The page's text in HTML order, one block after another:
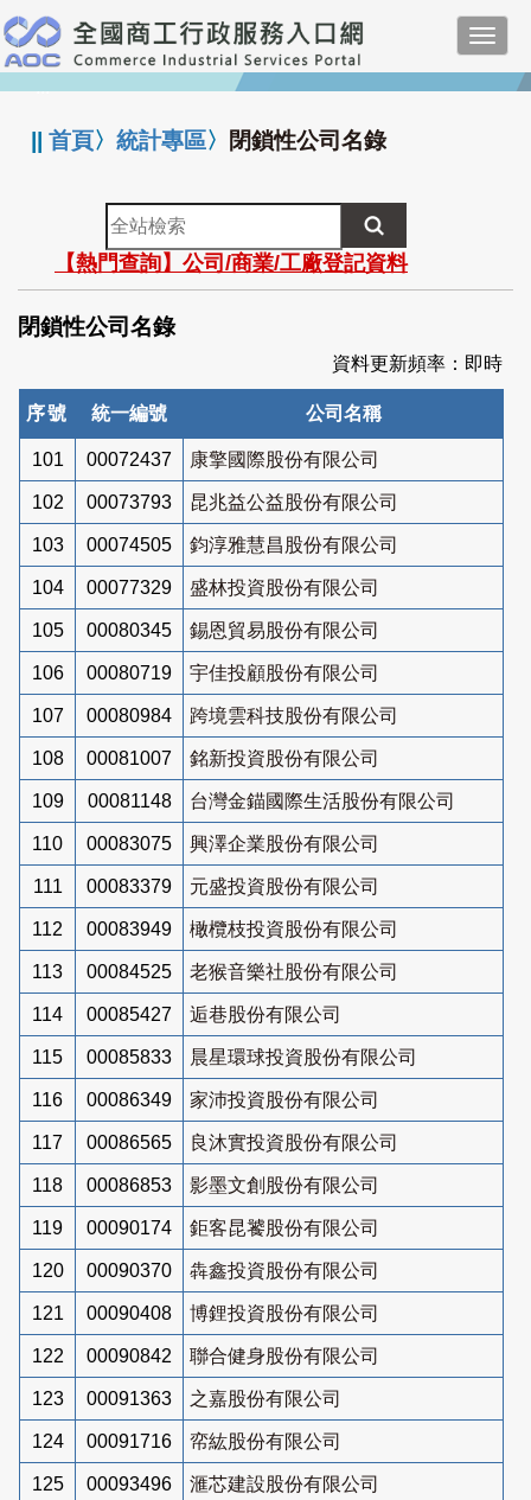
跳
到
主
要
:::
||首頁〉統計專區〉 閉鎖性公司名錄
全
站
檢
索
【熱門查詢】公司/商業/工廠登記資料
閉鎖性公司名錄
資料更新頻率：即時
序號 統一編號 公司名稱
101 00072437 康擎國際股份有限公司
102 00073793 昆兆益公益股份有限公司
103 00074505 鈞淳雅慧昌股份有限公司
104 00077329 盛林投資股份有限公司
105 00080345 錫恩貿易股份有限公司
106 00080719 宇佳投顧股份有限公司
107 00080984 跨境雲科技股份有限公司
108 00081007 銘新投資股份有限公司
109 00081148 台灣金錨國際生活股份有限公司
110 00083075 興澤企業股份有限公司
111 00083379 元盛投資股份有限公司
112 00083949 橄欖枝投資股份有限公司
113 00084525 老猴音樂社股份有限公司
114 00085427 逅巷股份有限公司
115 00085833 晨星環球投資股份有限公司
116 00086349 家沛投資股份有限公司
117 00086565 良沐實投資股份有限公司
118 00086853 影墨文創股份有限公司
119 00090174 鉅客昆饕股份有限公司
120 00090370 犇鑫投資股份有限公司
121 00090408 博鋰投資股份有限公司
122 00090842 聯合健身股份有限公司
123 00091363 之嘉股份有限公司
124 00091716 帟紘股份有限公司
125 00093496 滙芯建設股份有限公司